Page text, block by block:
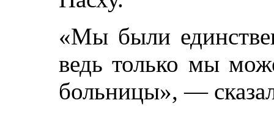
«Мы были
ведь только мы
больницы», —